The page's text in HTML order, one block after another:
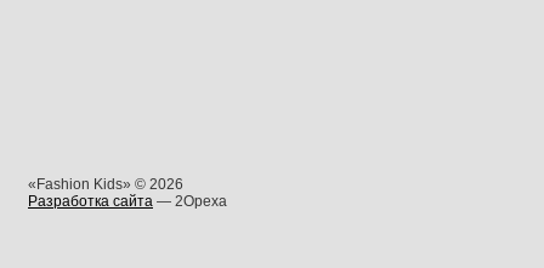
«Fashion Kids» © 2026
Разработка сайта — 2Opexa